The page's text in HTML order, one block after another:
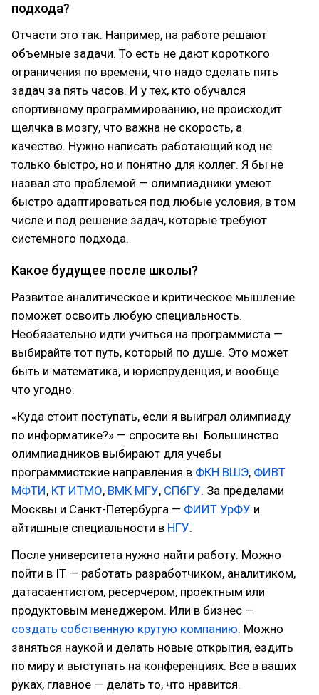
подхода?
Отчасти это так. Например, на работе решают
объемные задачи. То есть не дают короткого
ограничения по времени, что надо сделать пять
задач за пять часов. И у тех, кто обучался
спортивному программированию, не происходит
щелчка в мозгу, что важна не скорость, а
качество. Нужно написать работающий код не
только быстро, но и понятно для коллег. Я бы не
назвал это проблемой — олимпиадники умеют
быстро адаптироваться под любые условия, в том
числе и под решение задач, которые требуют
системного подхода.
Какое будущее после школы?
Развитое аналитическое и критическое мышление
поможет освоить любую специальность.
Необязательно идти учиться на программиста —
выбирайте тот путь, который по душе. Это может
быть и математика, и юриспруденция, и вообще
что угодно.
«Куда стоит поступать, если я выиграл олимпиаду
по информатике?» — спросите вы. Большинство
олимпиадников выбирают для учебы
программистские направления в ФКН ВШЭ, ФИВТ
МФТИ, КТ ИТМО, ВМК МГУ, СПбГУ. За пределами
Москвы и Санкт-Петербурга — ФИИТ УрФУ и
айтишные специальности в НГУ.
После университета нужно найти работу. Можно
пойти в IT — работать разработчиком, аналитиком,
датасаентистом, ресерчером, проектным или
продуктовым менеджером. Или в бизнес —
создать собственную крутую компанию. Можно
заняться наукой и делать новые открытия, ездить
по миру и выступать на конференциях. Все в ваших
руках, главное — делать то, что нравится.